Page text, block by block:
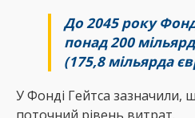
До 2045 року
понад 200
(175,8 мільярда
У Фонді Гейтса зазначили,